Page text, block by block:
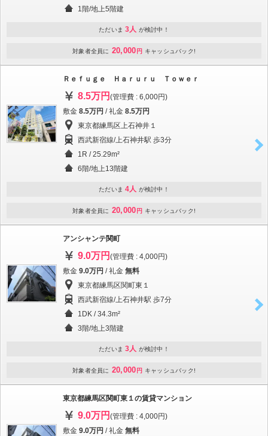
1階/地上5階建
ただいま 3人 が検討中！
対象者全員に 20,000 円 キャッシュバック!
Ｒｅｆｕｇｅ Ｈａｒｕｒｕ Ｔｏｗｅｒ
8.5万円 (管理費 : 6,000円)
敷金 8.5万円 / 礼金 8.5万円
東京都練馬区上石神井１
西武新宿線/上石神井駅 歩3分
1R / 25.29m²
6階/地上13階建
ただいま 4人 が検討中！
対象者全員に 20,000 円 キャッシュバック!
アンシャンテ関町
9.0万円 (管理費 : 4,000円)
敷金 9.0万円 / 礼金 無料
東京都練馬区関町東１
西武新宿線/上石神井駅 歩7分
1DK / 34.3m²
3階/地上3階建
ただいま 3人 が検討中！
対象者全員に 20,000 円 キャッシュバック!
東京都練馬区関町東１の賃貸マンション
9.0万円 (管理費 : 4,000円)
敷金 9.0万円 / 礼金 無料